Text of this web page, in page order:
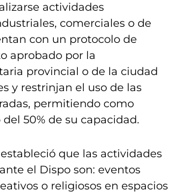
actividades
comerciales o de
con un protocolo de
aprobado por la
provincial o de la ciudad
y restrinjan el uso de las
permitiendo como
50% de su capacidad.
que las actividades
el Dispo son: eventos
o religiosos en espacios